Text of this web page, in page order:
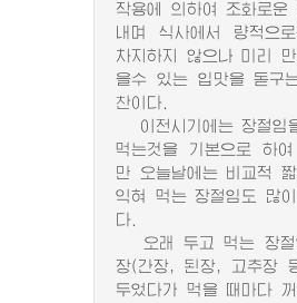
작용에 의하여 조화로운
내며 식사에서 량적으
차지하지 않으나 미리
을수 있는 입맛을 돋구
찬이다.
이전시기에는 장절임
먹는것을 기본으로 하여
만 오늘날에는 비교적 짧
익혀 먹는 장절임도 많
다.
오래 두고 먹는 장절
장(간장, 된장, 고추장
두었다가 먹을 때마다